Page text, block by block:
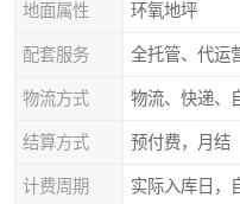
地面属性 环氧地坪
配套服务 全托管、代运
物流方式 物流、快递、
结算方式 预付费，月结
计费周期 实际入库日，